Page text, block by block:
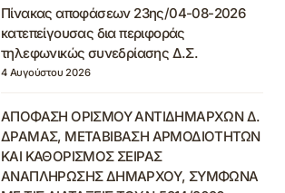
Πίνακας αποφάσεων 23ης/04-08-2026
κατεπείγουσας δια περιφοράς
τηλεφωνικώς συνεδρίασης Δ.Σ.
4 Αυγούστου 2026
ΑΠΟΦΑΣΗ ΟΡΙΣΜΟΥ ΑΝΤΙΔΗΜΑΡΧΩΝ Δ.
ΔΡΑΜΑΣ, ΜΕΤΑΒΙΒΑΣΗ ΑΡΜΟΔΙΟΤΗΤΩΝ
ΚΑΙ ΚΑΘΟΡΙΣΜΟΣ ΣΕΙΡΑΣ
ΑΝΑΠΛΗΡΩΣΗΣ ΔΗΜΑΡΧΟΥ, ΣΥΜΦΩΝΑ